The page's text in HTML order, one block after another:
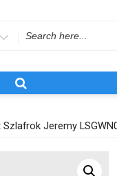
Szlafrok Jeremy